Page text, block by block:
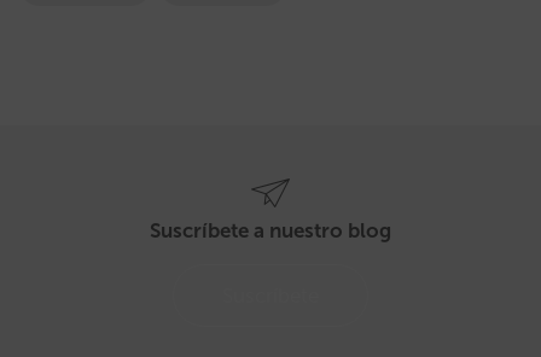
Suscríbete a nuestro blog